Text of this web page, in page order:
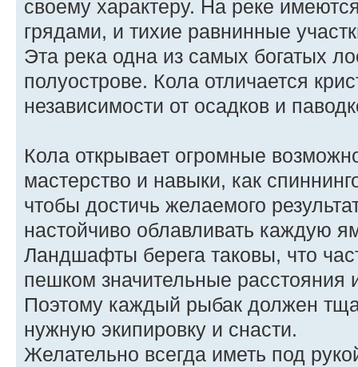
своему характеру. На реке
грядами, и тихие равнинные
Эта река одна из самых богатых
полуострове. Кола отличается
независимости от осадков и
Кола открывает огромные
мастерство и навыки, как
чтобы достичь желаемого
настойчиво облавливать каждую
Ландшафты берега таковы, что
пешком значительные
Поэтому каждый рыбак должен
нужную экипировку и снасти.
Желательно всегда иметь под